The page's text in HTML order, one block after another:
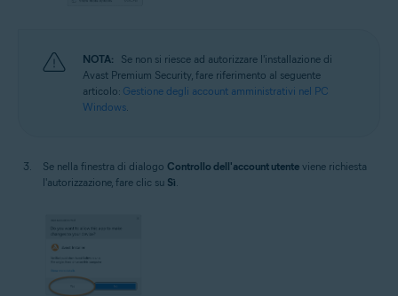
NOTA:
Se non si riesce ad autorizzare l'installazione di
Avast Premium Security, fare riferimento al seguente
articolo: Gestione degli account amministrativi nel PC
Windows.
Se nella finestra di dialogo Controllo dell'account utente viene richiesta
l'autorizzazione, fare clic su Sì.